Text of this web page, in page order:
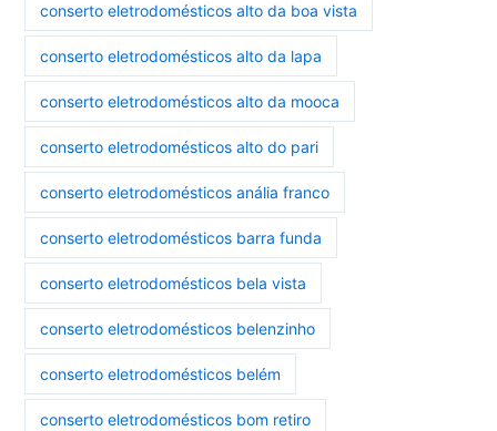
conserto eletrodomésticos alto da boa vista
conserto eletrodomésticos alto da lapa
conserto eletrodomésticos alto da mooca
conserto eletrodomésticos alto do pari
conserto eletrodomésticos anália franco
conserto eletrodomésticos barra funda
conserto eletrodomésticos bela vista
conserto eletrodomésticos belenzinho
conserto eletrodomésticos belém
conserto eletrodomésticos bom retiro